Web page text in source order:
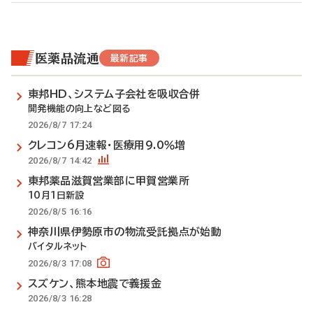
医薬品流通 最新記事
東邦HD、システム子会社を吸収合併
開発機能の向上など図る
2026/8/7 17:24
クレコン6月速報・医療用9.0％増
2026/8/7 14:42
東邦薬品滋賀営業部に甲賀営業所
10月1日新設
2026/8/5 16:16
神奈川県伊勢原市の物流受託拠点が始動
バイタルネット
2026/8/3 17:08
スズケン、熊本地震で義援金
2026/8/3 16:28